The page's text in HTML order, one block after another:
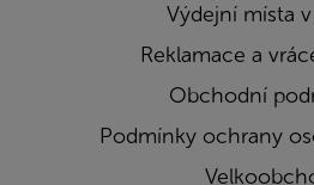
Výdejní místa
Reklamace a
Obchodní
Podmínky ochrany